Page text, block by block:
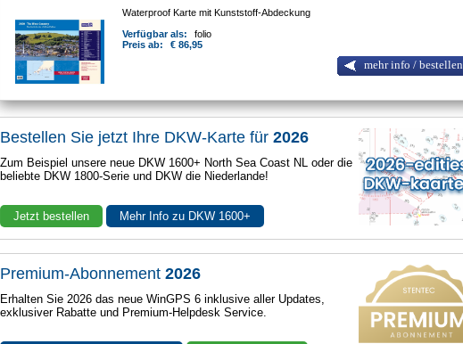
Waterproof Karte mit Kunststoff-Abdeckung
Verfügbar als:
folio
Preis ab:
€ 86,95
mehr info / bestellen
Bestellen Sie jetzt Ihre DKW-Karte für2026
Zum Beispiel unsere neue DKW 1600+ North Sea Coast NL oder die
beliebte DKW 1800-Serie und DKW die Niederlande!
Jetzt bestellen Mehr Info zu DKW 1600+
Premium-Abonnement2026
Erhalten Sie 2026 das neue WinGPS 6 inklusive aller Updates,
exklusiver Rabatte und Premium-Helpdesk Service.